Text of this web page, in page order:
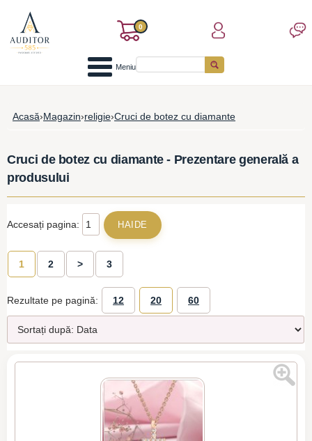
0
Meniu
Acasă›Magazin›religie›Cruci de botez cu diamante
Cruci de botez cu diamante - Prezentare generală a
produsului
Accesați pagina:
1 2 > 3
Rezultate pe pagină: 12 20 60